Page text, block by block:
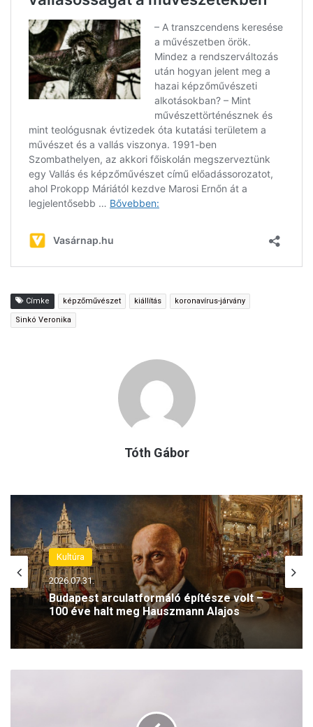
Címke képzőművészet kiállítás koronavírus-járvány
Sinkó Veronika
Tóth Gábor
Kultúra
2026.07.31.
Kultúra
2026.07.30.
Imádta a közönség – 20 éve hunyt el
Zenthe Ferenc színművész